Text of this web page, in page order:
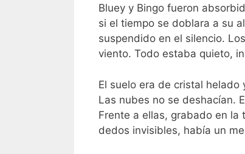
Bluey y Bingo fueron
si el tiempo se doblara a su
suspendido en el silencio.
viento. Todo estaba quieto,
El suelo era de cristal
Las nubes no se deshacían.
Frente a ellas, grabado en la
dedos invisibles, había un